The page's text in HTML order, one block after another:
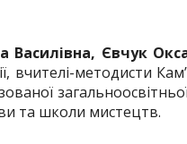
Василівна, Євчук
вчителі-методисти
та школи мистецтв.